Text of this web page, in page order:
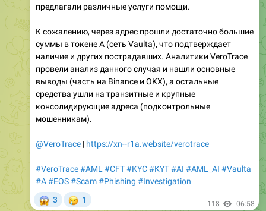
предлагали различные услуги помощи.
К сожалению, через адрес прошли достаточно большие
суммы в токене А (сеть Vaulta), что подтверждает
наличие и других пострадавших. Аналитики VeroTrace
провели анализ данного случая и нашли основные
выводы (часть на Binance и OKX), а остальные
средства ушли на транзитные и крупные
консолидирующие адреса (подконтрольные
мошенникам).
@VeroTrace | https://xn--r1a.website/verotrace
#VeroTrace#AML #CFT#KYC#KYT#AI #AML_AI #Vaulta
#A#EOS#Scam#Phishing #Investigation
3 1 118 06:58